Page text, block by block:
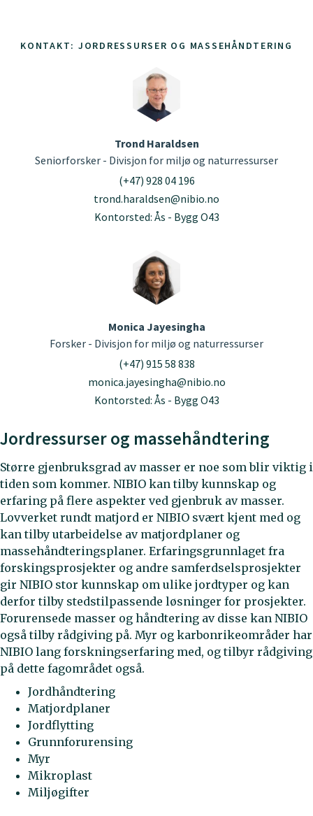
KONTAKT: JORDRESSURSER OG MASSEHÅNDTERING
Trond Haraldsen
Seniorforsker - Divisjon for miljø og naturressurser
(+47) 928 04 196
trond.haraldsen@nibio.no
Kontorsted: Ås - Bygg O43
Monica Jayesingha
Forsker - Divisjon for miljø og naturressurser
(+47) 915 58 838
monica.jayesingha@nibio.no
Kontorsted: Ås - Bygg O43
Jordressurser og massehåndtering
Større gjenbruksgrad av masser er noe som blir viktig i
tiden som kommer. NIBIO kan tilby kunnskap og
erfaring på flere aspekter ved gjenbruk av masser.
Lovverket rundt matjord er NIBIO svært kjent med og
kan tilby utarbeidelse av matjordplaner og
massehåndteringsplaner. Erfaringsgrunnlaget fra
forskingsprosjekter og andre samferdselsprosjekter
gir NIBIO stor kunnskap om ulike jordtyper og kan
derfor tilby stedstilpassende løsninger for prosjekter.
Forurensede masser og håndtering av disse kan NIBIO
også tilby rådgiving på. Myr og karbonrikeområder har
NIBIO lang forskningserfaring med, og tilbyr rådgiving
på dette fagområdet også.
Jordhåndtering
Matjordplaner
Jordflytting
Grunnforurensing
Myr
Mikroplast
Miljøgifter